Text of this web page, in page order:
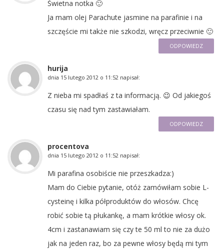
Świetna notka 🙂
Ja mam olej Parachute jasmine na parafinie i na
szczęście mi także nie szkodzi, wręcz przeciwnie 🙂
ODPOWIEDZ
hurija
dnia 15 lutego 2012 o 11:52 napisał:
Z nieba mi spadłaś z ta informacją. 😉 Od jakiegoś
czasu się nad tym zastawiałam.
ODPOWIEDZ
procentova
dnia 15 lutego 2012 o 11:52 napisał:
Mi parafina osobiście nie przeszkadza:)
Mam do Ciebie pytanie, otóż zamówiłam sobie L-
cysteinę i kilka półproduktów do włosów. Chcę
robić sobie tą płukankę, a mam krótkie włosy ok.
4cm i zastanawiam się czy te 50 ml to nie za dużo
jak na jeden raz, bo za pewne włosy będą mi tym